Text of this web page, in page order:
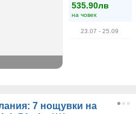
535.90лв
на човек
23.07 - 25.09
7 нощувки на